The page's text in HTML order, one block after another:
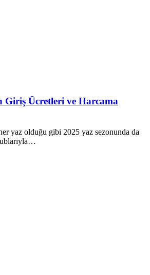
Giriş Ücretleri ve Harcama
yaz olduğu gibi 2025 yaz sezonunda da